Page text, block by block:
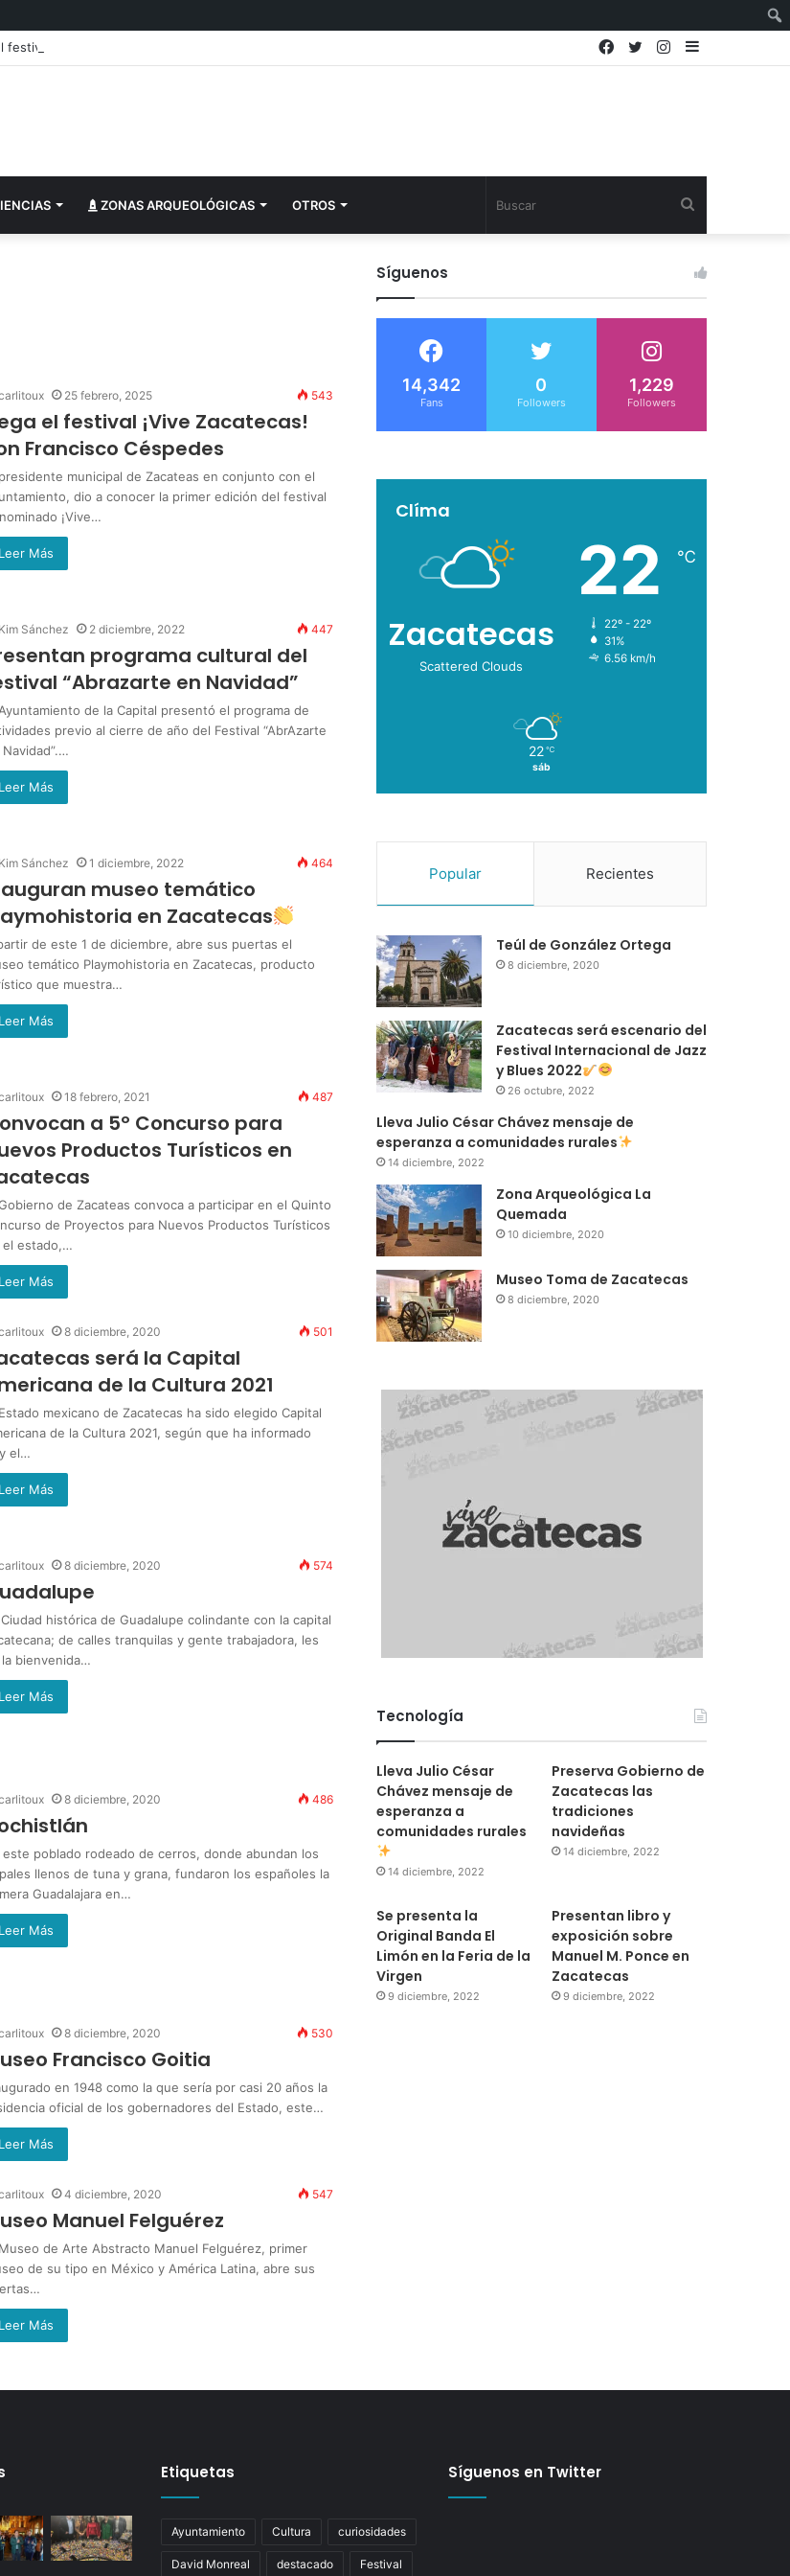
“Abrazarte en Navidad” Instagram
Twitter
Facebook
ZONAS ARQUEOLÓGICAS OTROS
25 febrero, 2025 543
el festival ¡Vive Zacatecas!
Francisco Céspedes
municipal de Zacateas en conjunto con el
dio a conocer la primer edición del festival
¡Vive…
Leer Más
Kim Sánchez 2 diciembre, 2022 447
programa cultural del
“Abrazarte en Navidad”
de la Capital presentó el programa de
previo al cierre de año del Festival “AbrAzarte
Leer Más
Kim Sánchez 1 diciembre, 2022 464
museo temático
en Zacatecas
de este 1 de diciembre, abre sus puertas el
temático Playmohistoria en Zacatecas, producto
que muestra…
Leer Más
18 febrero, 2021 487
a 5º Concurso para
Productos Turísticos en
de Zacateas convoca a participar en el Quinto
de Proyectos para Nuevos Productos Turísticos
el estado,…
Leer Más
8 diciembre, 2020 501
será la Capital
de la Cultura 2021
mexicano de Zacatecas ha sido elegido Capital
de la Cultura 2021, según que ha informado
el…
Leer Más
8 diciembre, 2020 574
Ciudad histórica de Guadalupe colindante con la capital
de calles tranquilas y gente trabajadora, les
bienvenida…
Leer Más
8 diciembre, 2020 486
este poblado rodeado de cerros, donde abundan los
llenos de tuna y grana, fundaron los españoles la
Guadalajara en…
Leer Más
8 diciembre, 2020 530
Francisco Goitia
en 1948 como la que sería por casi 20 años la
oficial de los gobernadores del Estado, este…
Leer Más
4 diciembre, 2020 547
Manuel Felguérez
de Arte Abstracto Manuel Felguérez, primer
de su tipo en México y América Latina, abre sus
Leer Más
Síguenos
14,342
Fans
0
Followers
1,229
Followers
Clíma
Zacatecas
Scattered Clouds
22 ℃
22º - 22º
31%
6.56 km/h
22 ℃
sáb
Popular Recientes
Teúl de González Ortega
8 diciembre, 2020
Zacatecas será escenario del
Festival Internacional de Jazz
y Blues 2022
26 octubre, 2022
Lleva Julio César Chávez mensaje de
esperanza a comunidades rurales
14 diciembre, 2022
Zona Arqueológica La
Quemada
10 diciembre, 2020
Museo Toma de Zacatecas
8 diciembre, 2020
Tecnología
Lleva Julio César
Chávez mensaje de
esperanza a
comunidades rurales
14 diciembre, 2022
Preserva Gobierno de
Zacatecas las
tradiciones
navideñas
14 diciembre, 2022
Se presenta la
Original Banda El
Limón en la Feria de la
Virgen
9 diciembre, 2022
Presentan libro y
exposición sobre
Manuel M. Ponce en
Zacatecas
9 diciembre, 2022
Etiquetas
Ayuntamiento Cultura curiosidades
David Monreal destacado Festival
Síguenos en Twitter